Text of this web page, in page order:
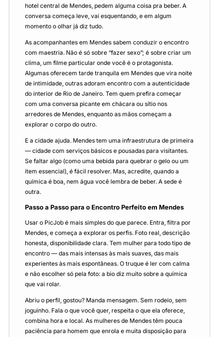
hotel central de Mendes, pedem alguma coisa pra beber. A
conversa começa leve, vai esquentando, e em algum
momento o olhar já diz tudo.
As acompanhantes em Mendes sabem conduzir o encontro
com maestria. Não é só sobre “fazer sexo”; é sobre criar um
clima, um filme particular onde você é o protagonista.
Algumas oferecem tarde tranquila em Mendes que vira noite
de intimidade, outras adoram encontro com a autenticidade
do interior de Rio de Janeiro. Tem quem prefira começar
com uma conversa picante em chácara ou sítio nos
arredores de Mendes, enquanto as mãos começam a
explorar o corpo do outro.
E a cidade ajuda. Mendes tem uma infraestrutura de primeira
— cidade com serviços básicos e pousadas para visitantes.
Se faltar algo (como uma bebida para quebrar o gelo ou um
item essencial), é fácil resolver. Mas, acredite, quando a
química é boa, nem água você lembra de beber. A sede é
outra.
Passo a Passo para o Encontro Perfeito em Mendes
Usar o PicJob é mais simples do que parece. Entra, filtra por
Mendes, e começa a explorar os perfis. Foto real, descrição
honesta, disponibilidade clara. Tem mulher para todo tipo de
encontro — das mais intensas às mais suaves, das mais
experientes às mais espontâneas. O truque é ler com calma
e não escolher só pela foto: a bio diz muito sobre a química
que vai rolar.
Abriu o perfil, gostou? Manda mensagem. Sem rodeio, sem
joguinho. Fala o que você quer, respeita o que ela oferece,
combina hora e local. As mulheres de Mendes têm pouca
paciência para homem que enrola e muita disposição para